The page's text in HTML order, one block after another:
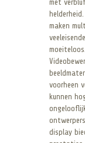
met
maken
moeiteloos.
voorheen
kunnen
display